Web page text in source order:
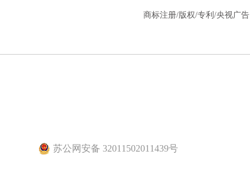
商标注册/版权/专利/央视广告
苏公网安备 32011502011439号